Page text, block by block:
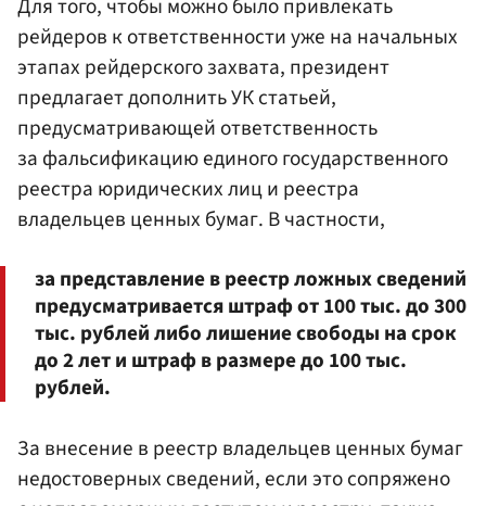
Для того, чтобы можно было привлекать
рейдеров к ответственности уже на начальных
этапах рейдерского захвата, президент
предлагает дополнить УК статьей,
предусматривающей ответственность
за фальсификацию единого государственного
реестра юридических лиц и реестра
владельцев ценных бумаг. В частности,
за представление в реестр ложных сведений
предусматривается штраф от 100 тыс. до 300
тыс. рублей либо лишение свободы на срок
до 2 лет и штраф в размере до 100 тыс.
рублей.
За внесение в реестр владельцев ценных бумаг
недостоверных сведений, если это сопряжено